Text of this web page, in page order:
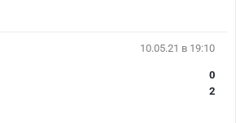
10.05.21 в 19:10
0
2